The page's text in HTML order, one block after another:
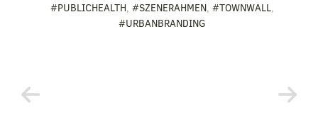
#PUBLICHEALTH,#SZENERAHMEN,#TOWNWALL,
#URBANBRANDING